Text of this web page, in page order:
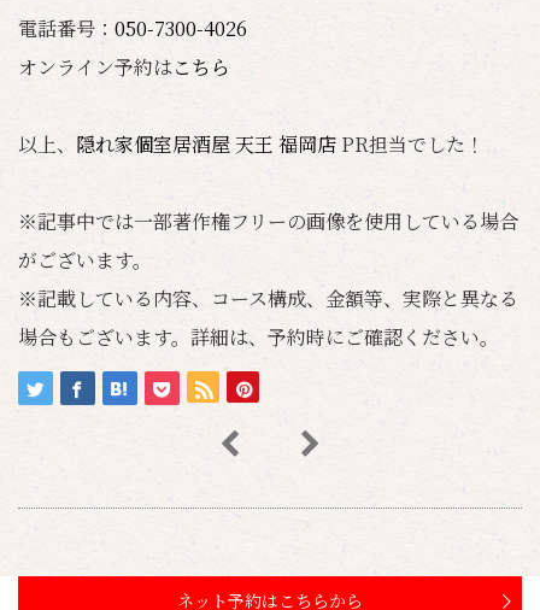
電話番号： 050-7300-4026
オンライン予約はこちら
以上、 隠れ家個室居酒屋 天王 福岡店 PR担当でした！
※記事中では一部著作権フリーの画像を使用している場合
がございます。
※記載している内容、コース構成、金額等、実際と異なる
場合もございます。詳細は、予約時にご確認ください。
ネット予約はこちらから